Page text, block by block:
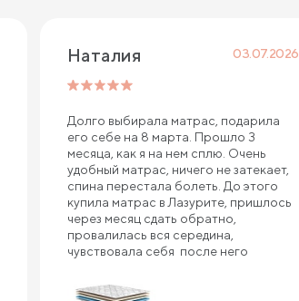
Наталия 03.07.2026
Долго выбирала матрас, подарила
его себе на 8 марта. Прошло 3
месяца, как я на нем сплю. Очень
удобный матрас, ничего не затекает,
спина перестала болеть. До этого
купила матрас в Лазурите, пришлось
через месяц сдать обратно,
провалилась вся середина,
чувствовала себя после него
спина, и плечи. Рекомендую матрас